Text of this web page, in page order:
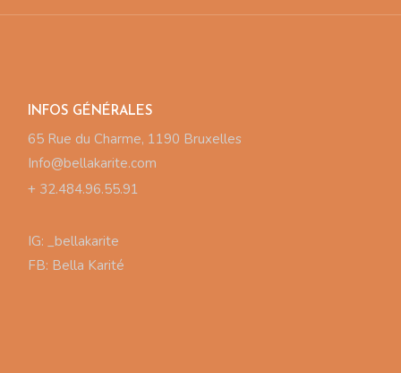
INFOS GÉNÉRALES
65 Rue du Charme, 1190 Bruxelles
Info@bellakarite.com
+ 32.484.96.55.91
IG: _bellakarite
FB: Bella Karité